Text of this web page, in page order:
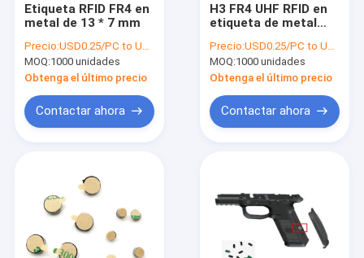
Etiqueta RFID FR4 en
metal de 13 * 7 mm
Precio:USD0.25/PC to USD0.5/PC
MOQ:1000 unidades
Obtenga el último precio
Contactar ahora
H3 FR4 UHF RFID en
etiqueta de metal
grado IP 512 bits
memoria de usuario
Precio:USD0.25/PC to USD0.5/PC
MOQ:1000 unidades
Obtenga el último precio
Contactar ahora